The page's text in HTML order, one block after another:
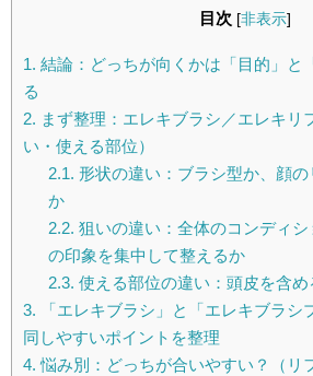
目次 [非表示]
1. 結論：どっちが向くかは「目的」と
る
2. まず整理：エレキブラシ／エレキリ
い・使える部位）
2.1. 形状の違い：ブラシ型か、顔
か
2.2. 狙いの違い：全体のコンディ
の印象を集中して整えるか
2.3. 使える部位の違い：頭皮を含
3. 「エレキブラシ」と「エレキブラシ
同しやすいポイントを整理
4. 悩み別：どっちが合いやすい？（リ